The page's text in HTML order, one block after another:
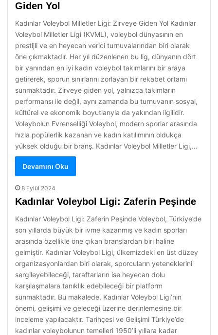
Giden Yol
Kadınlar Voleybol Milletler Ligi: Zirveye Giden Yol Kadınlar
Voleybol Milletler Ligi (KVML), voleybol dünyasının en
prestijli ve en heyecan verici turnuvalarından biri olarak
öne çıkmaktadır. Her yıl düzenlenen bu lig, dünyanın dört
bir yanından en iyi kadın voleybol takımlarını bir araya
getirerek, sporun sınırlarını zorlayan bir rekabet ortamı
sunmaktadır. Zirveye giden yol, yalnızca takımların
performansı ile değil, aynı zamanda bu turnuvanın sosyal,
kültürel ve ekonomik boyutlarıyla da yakından ilgilidir.
Voleybolun Evrenselliği Voleybol, modern sporlar arasında
hızla popülerlik kazanan ve kadın katılımının oldukça
yüksek olduğu bir branş. Kadınlar Voleybol Milletler Ligi,…
Devamını Oku
8 Eylül 2024
Kadınlar Voleybol Ligi: Zaferin Peşinde
Kadınlar Voleybol Ligi: Zaferin Peşinde Voleybol, Türkiye’de
son yıllarda büyük bir ivme kazanmış ve kadın sporları
arasında özellikle öne çıkan branşlardan biri haline
gelmiştir. Kadınlar Voleybol Ligi, ülkemizdeki en üst düzey
organizasyonlardan biri olarak, sporcuların yeteneklerini
sergileyebileceği, taraftarların ise heyecan dolu
karşılaşmalara tanıklık edebileceği bir platform
sunmaktadır. Bu makalede, Kadınlar Voleybol Ligi’nin
önemi, gelişimi ve geleceği üzerine derinlemesine bir
inceleme yapılacaktır. Tarihçesi ve Gelişimi Türkiye’de
kadınlar voleybolunun temelleri 1950’li yıllara kadar